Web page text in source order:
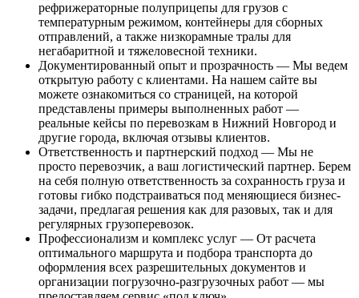
рефрижераторные полуприцепы для грузов с
температурным режимом, контейнеры для сборных
отправлений, а также низкорамные тралы для
негабаритной и тяжеловесной техники.
Документированный опыт и прозрачность — Мы ведем
открытую работу с клиентами. На нашем сайте вы
можете ознакомиться со страницей, на которой
представлены примеры выполненных работ —
реальные кейсы по перевозкам в Нижний Новгород и
другие города, включая отзывы клиентов.
Ответственность и партнерский подход — Мы не
просто перевозчик, а ваш логистический партнер. Берем
на себя полную ответственность за сохранность груза и
готовы гибко подстраиваться под меняющиеся бизнес-
задачи, предлагая решения как для разовых, так и для
регулярных грузоперевозок.
Профессионализм и комплекс услуг — От расчета
оптимального маршрута и подбора транспорта до
оформления всех разрешительных документов и
организации погрузочно-разгрузочных работ — мы